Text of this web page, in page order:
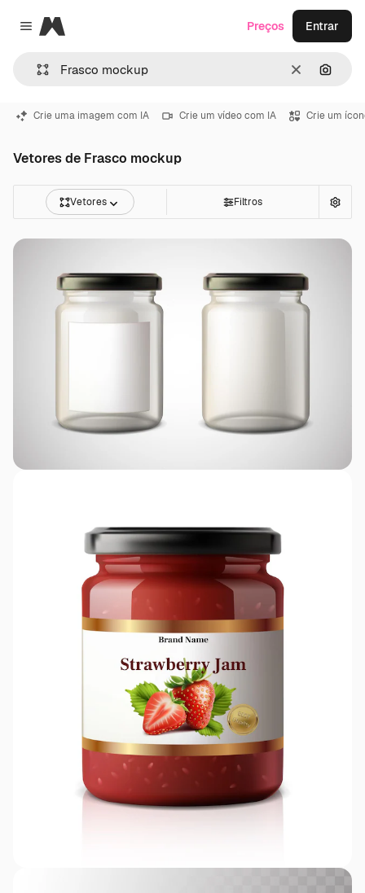
Close menu
Magnific
Limpar
Preços Entrar
Crie uma imagem com IA Crie um vídeo com IA Crie um
Vetores de Frasco mockup
Vetores Filtros